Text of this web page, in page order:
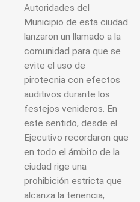
Autoridades del
Municipio de esta ciudad
lanzaron un llamado a la
comunidad para que se
evite el uso de
pirotecnia con efectos
auditivos durante los
festejos venideros. En
este sentido, desde el
Ejecutivo recordaron que
en todo el ámbito de la
ciudad rige una
prohibición estricta que
alcanza la tenencia,